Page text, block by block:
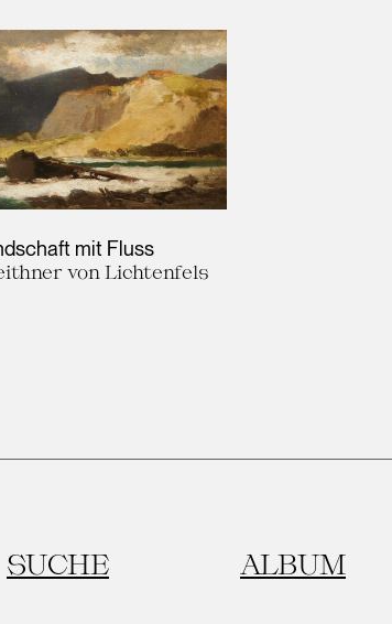
mit Fluss
von Lichtenfels
SUCHE ALBUM